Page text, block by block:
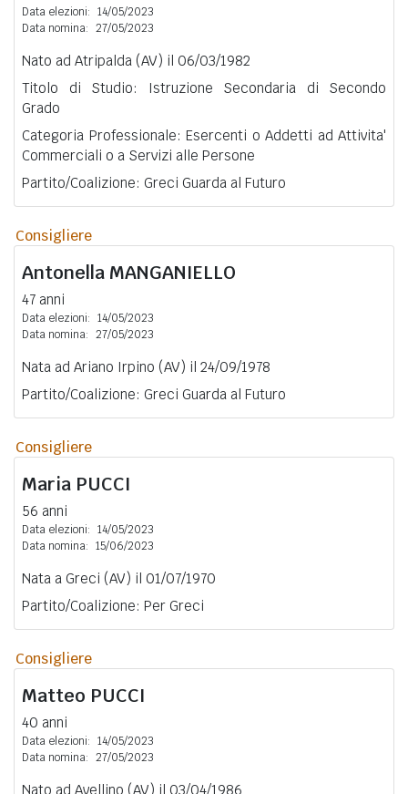
Data elezioni: 14/05/2023
Data nomina: 27/05/2023
Nato ad Atripalda (AV) il 06/03/1982
Titolo di Studio: Istruzione Secondaria di Secondo
Grado
Categoria Professionale: Esercenti o Addetti ad Attivita'
Commerciali o a Servizi alle Persone
Partito/Coalizione: Greci Guarda al Futuro
Consigliere
Antonella MANGANIELLO
47 anni
Data elezioni: 14/05/2023
Data nomina: 27/05/2023
Nata ad Ariano Irpino (AV) il 24/09/1978
Partito/Coalizione: Greci Guarda al Futuro
Consigliere
Maria PUCCI
56 anni
Data elezioni: 14/05/2023
Data nomina: 15/06/2023
Nata a Greci (AV) il 01/07/1970
Partito/Coalizione: Per Greci
Consigliere
Matteo PUCCI
40 anni
Data elezioni: 14/05/2023
Data nomina: 27/05/2023
Nato ad Avellino (AV) il 03/04/1986